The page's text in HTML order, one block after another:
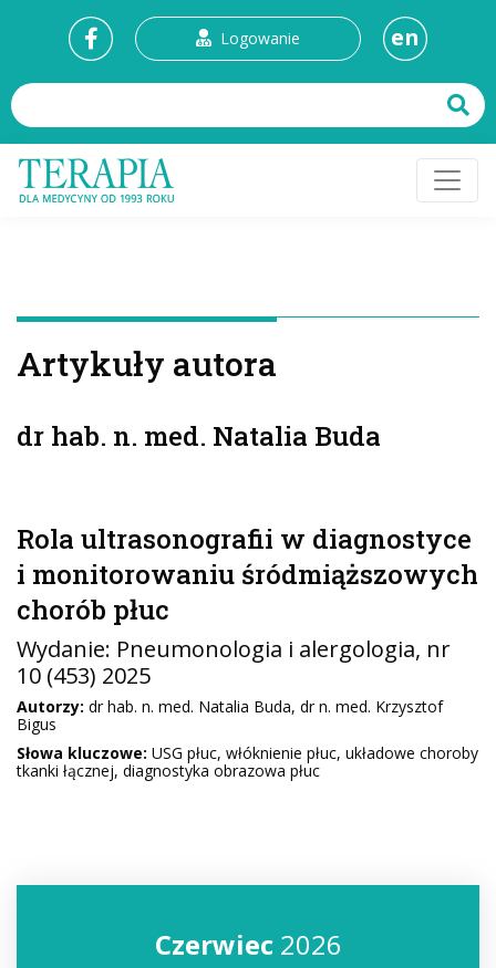
Logowanie en
Artykuły autora
dr hab. n. med. Natalia Buda
Rola ultrasonografii w diagnostyce
i monitorowaniu śródmiąższowych
chorób płuc
Wydanie: Pneumonologia i alergologia, nr
10 (453) 2025
Autorzy: dr hab. n. med. Natalia Buda, dr n. med. Krzysztof
Bigus
Słowa kluczowe: USG płuc, włóknienie płuc, układowe choroby
tkanki łącznej, diagnostyka obrazowa płuc
Czerwiec2026